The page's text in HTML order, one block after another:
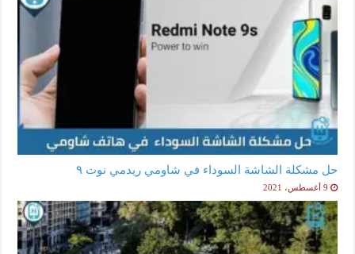
حل مشكلة الشاشة السوداء في شاومي ريدمي نوت ٩
9 أغسطس، 2021